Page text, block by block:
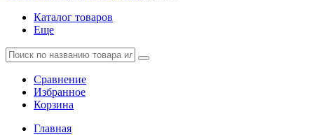
Каталог товаров
Еще
Сравнение
Избранное
Корзина
Главная